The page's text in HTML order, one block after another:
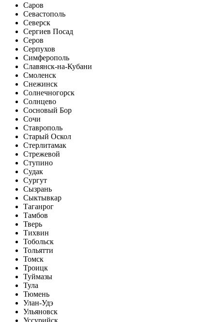
Саров
Севастополь
Северск
Сергиев Посад
Серов
Серпухов
Симферополь
Славянск-на-Кубани
Смоленск
Снежинск
Солнечногорск
Солнцево
Сосновый Бор
Сочи
Ставрополь
Старый Оскол
Стерлитамак
Стрежевой
Ступино
Судак
Сургут
Сызрань
Сыктывкар
Таганрог
Тамбов
Тверь
Тихвин
Тобольск
Тольятти
Томск
Троицк
Туймазы
Тула
Тюмень
Улан-Удэ
Ульяновск
Уссурийск